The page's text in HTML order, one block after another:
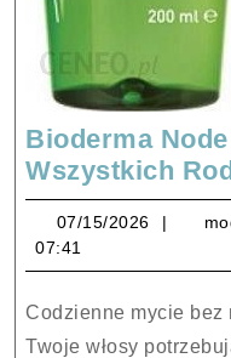
Bioderma
Wszystkich
07/15/2026 07/15/
07:41
Codzienne mycie bez naruszania skóry głowy Jeśli
Twoje włosy